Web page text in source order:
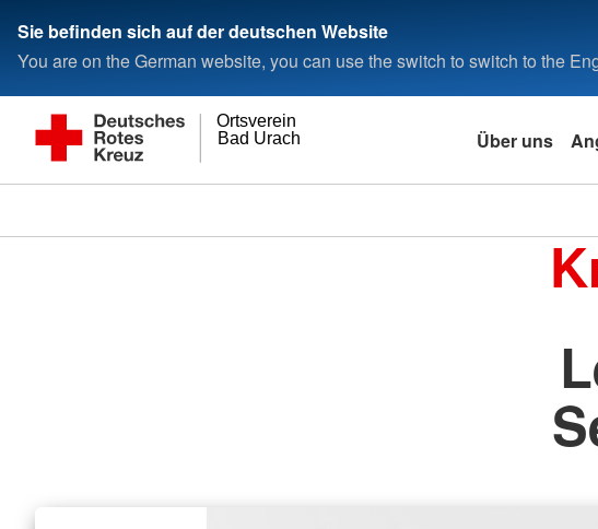
Sie befinden sich auf der deutschen Website
You are on the German website, you can use the switch to switch to the
Bad Urach
Ortsverein
Über uns